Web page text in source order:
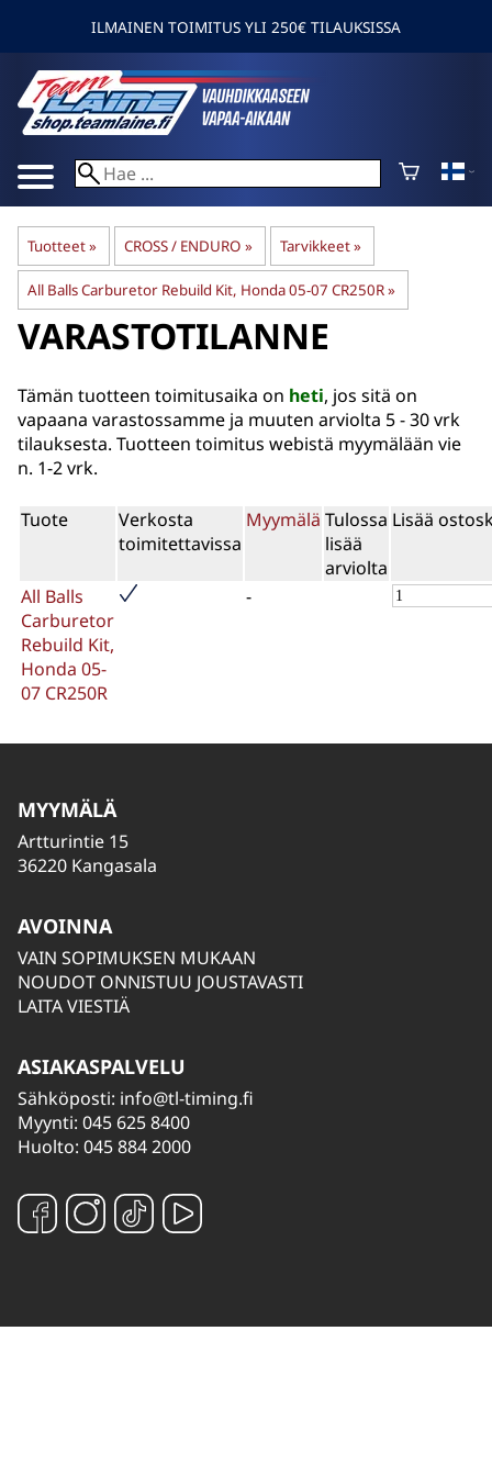
ILMAINEN TOIMITUS YLI 250€ TILAUKSISSA
Tuotteet‪» CROSS / ENDURO ‪» Tarvikkeet‪»
All Balls Carburetor Rebuild Kit, Honda 05-07 CR250R‪»
VARASTOTILANNE
Tämän tuotteen toimitusaika on heti, jos sitä on
vapaana varastossamme ja muuten arviolta 5 - 30 vrk
tilauksesta. Tuotteen toimitus webistä myymälään vie
n. 1-2 vrk.
Tuote
Verkosta
toimitettavissa
Myymälä Tulossa
lisää
arviolta
Lisää
All Balls
Carburetor
Rebuild Kit,
Honda 05-
07 CR250R
-
MYYMÄLÄ
Artturintie 15
36220 Kangasala
AVOINNA
VAIN SOPIMUKSEN MUKAAN
NOUDOT ONNISTUU JOUSTAVASTI
LAITA VIESTIÄ
ASIAKASPALVELU
Sähköposti: info@tl-timing.fi
Myynti: 045 625 8400
Huolto: 045 884 2000